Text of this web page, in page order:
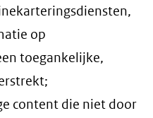
op
toegankelijke,
content die niet door